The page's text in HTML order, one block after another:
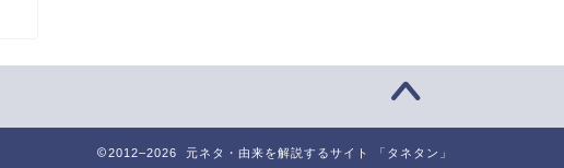
2012–2026 元ネタ・由来を解説するサイト 「タネタン」